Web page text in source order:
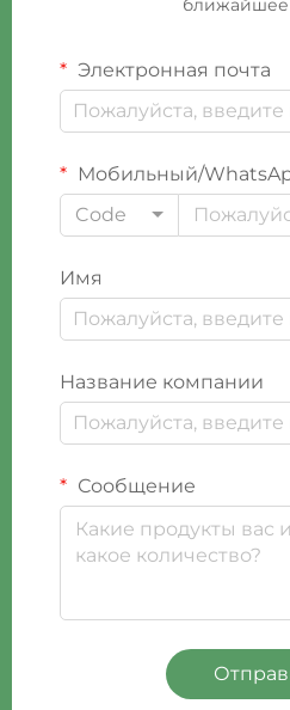
ближайшее
Электронная почта
Мобильный/
Code
Имя
Название компании
Сообщение